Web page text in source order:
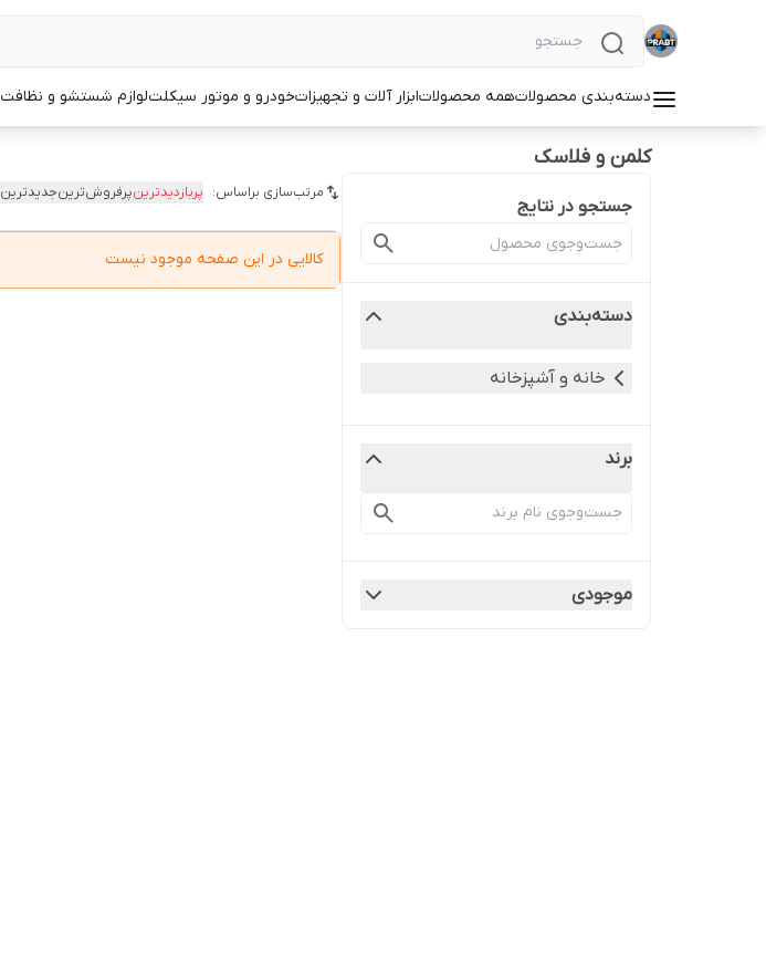
دسته‌بندی محصولاتهمه محصولاتابزار آلات و تجهیزاتخودرو و موتور سیکلتلوازم شستشو و نظافت
کلمن و فلاسک
جستجو در نتایج
دسته‌بندی
خانه و آشپزخانه
برند
موجودی
مرتب‌سازی براساس: پربازدیدترینپرفروش‌ترینجدیدترین
کالایی در این صفحه موجود نیست